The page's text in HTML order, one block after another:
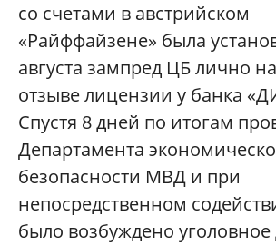
со счетами в австрийском
«Райффайзене» была
августа зампред ЦБ лично
отзыве лицензии у банка
Спустя 8 дней по итогам
Департамента
безопасности МВД и при
непосредственном
было возбуждено